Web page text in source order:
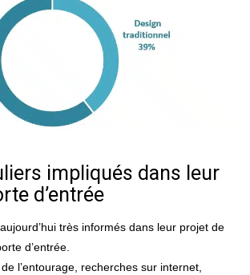
impliqués dans leur
d’entrée
très informés dans leur projet de
d’entrée.
l’entourage, recherches sur internet,